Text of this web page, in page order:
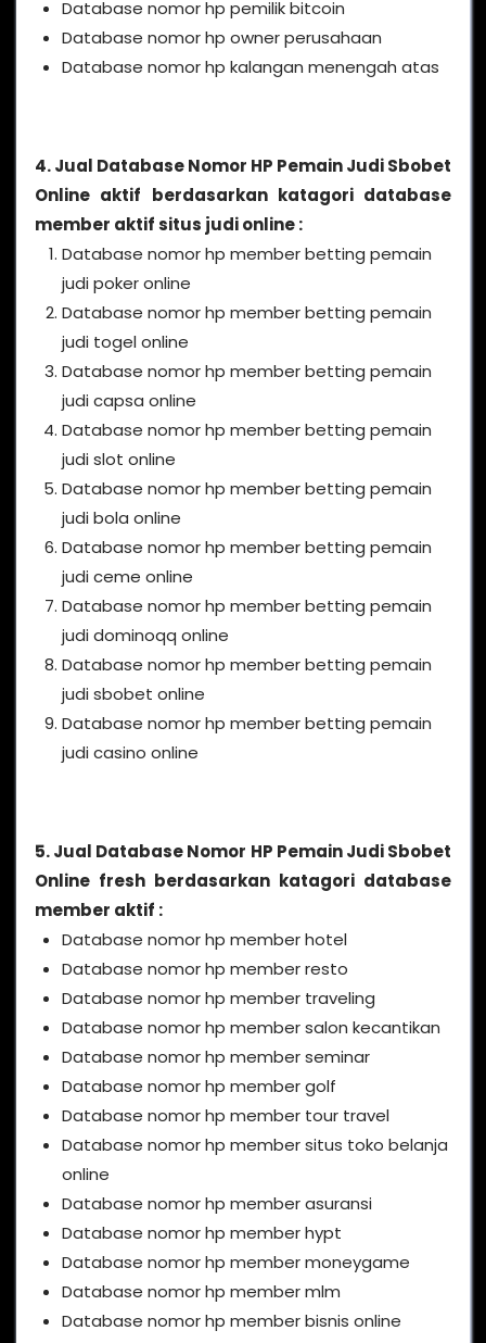
Database nomor hp pemilik bitcoin
Database nomor hp owner perusahaan
Database nomor hp kalangan menengah atas
4. Jual Database Nomor HP Pemain Judi Sbobet
Online aktif berdasarkan katagori database
member aktif situs judi online :
Database nomor hp member betting pemain
judi poker online
Database nomor hp member betting pemain
judi togel online
Database nomor hp member betting pemain
judi capsa online
Database nomor hp member betting pemain
judi slot online
Database nomor hp member betting pemain
judi bola online
Database nomor hp member betting pemain
judi ceme online
Database nomor hp member betting pemain
judi dominoqq online
Database nomor hp member betting pemain
judi sbobet online
Database nomor hp member betting pemain
judi casino online
5. Jual Database Nomor HP Pemain Judi Sbobet
Online fresh berdasarkan katagori database
member aktif :
Database nomor hp member hotel
Database nomor hp member resto
Database nomor hp member traveling
Database nomor hp member salon kecantikan
Database nomor hp member seminar
Database nomor hp member golf
Database nomor hp member tour travel
Database nomor hp member situs toko belanja
online
Database nomor hp member asuransi
Database nomor hp member hypt
Database nomor hp member moneygame
Database nomor hp member mlm
Database nomor hp member bisnis online